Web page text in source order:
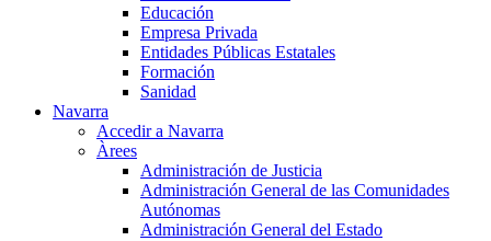
Educación
Empresa Privada
Entidades Públicas Estatales
Formación
Sanidad
Navarra
Accedir a Navarra
Àrees
Administración de Justicia
Administración General de las Comunidades
Autónomas
Administración General del Estado